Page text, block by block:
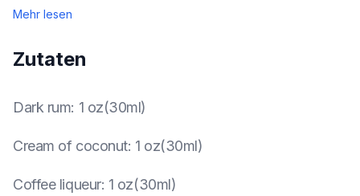
Mehr lesen
Zutaten
Dark rum: 1 oz(30ml)
Cream of coconut: 1 oz(30ml)
Coffee liqueur: 1 oz(30ml)